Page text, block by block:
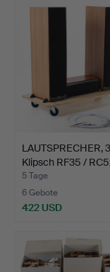
LAUTSPRECHER,
Klipsch RF35 /
5 Tage
6 Gebote
422 USD